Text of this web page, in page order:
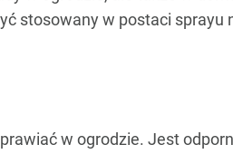
stosowany w postaci sprayu
w ogrodzie. Jest